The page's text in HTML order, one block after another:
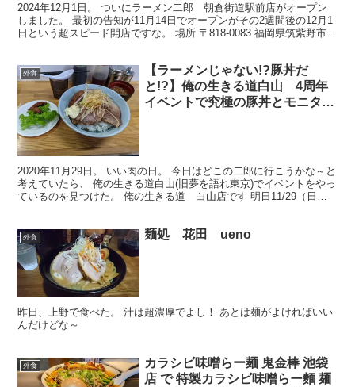
2024年12月1日。 ついにラーメン二郎 朝倉街道駅前店がオープン
しました。 最初の告知が11月14日でオープンがその2週間後の12月1
日という超スピード開店ですな。 場所 〒818-0083 福岡県筑紫野市針
外食
【ラーメンじゃない!?豚丼だ
と!?】俺の生きる道白山 4周年
イベントで究極の豚丼とモニタリ
2020年11月29日。 いい肉の日。 今日はどこの二郎に行こうかな～と
考えていたら、 俺の生きる道白山(旧夢を語れ東京)でイベントをやっ
ているのを見つけた。 俺の生きる道 白山店です 明日11/29（日）
外食 麺処 花田 ueno
昨日、上野で食べた。 汁は超濃厚でよし！ あとは麺がよければいい
んだけどな～
外食
カラシビ味噌らー麺 鬼金棒 池袋
店 で 特製カラシビ味噌らー麵 麺